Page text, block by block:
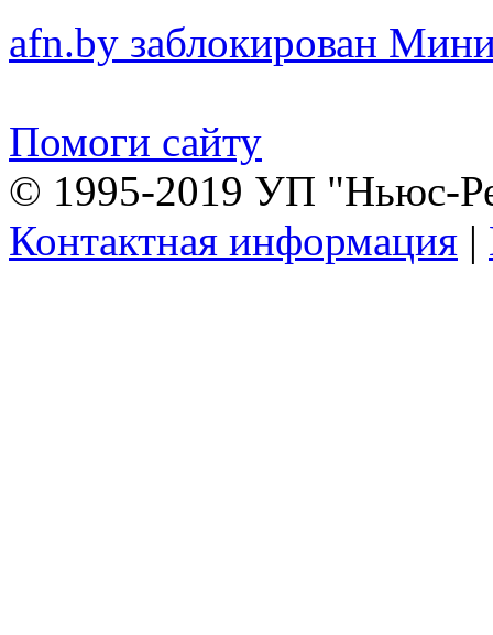
afn.by заблокирован
Помоги сайту
© 1995-2019 УП "Ньюс-
Контактная информация |